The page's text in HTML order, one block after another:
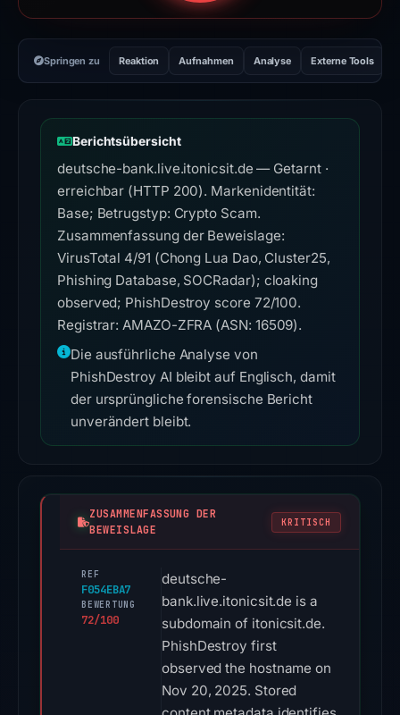
Springen zu Reaktion Aufnahmen Analyse Externe Tools
Berichtsübersicht
deutsche-bank.live.itonicsit.de — Getarnt ·
erreichbar (HTTP 200). Markenidentität:
Base; Betrugstyp: Crypto Scam.
Zusammenfassung der Beweislage:
VirusTotal 4/91 (Chong Lua Dao, Cluster25,
Phishing Database, SOCRadar); cloaking
observed; PhishDestroy score 72/100.
Registrar: AMAZO-ZFRA (ASN: 16509).
Die ausführliche Analyse von
PhishDestroy AI bleibt auf Englisch, damit
der ursprüngliche forensische Bericht
unverändert bleibt.
ZUSAMMENFASSUNG DER
BEWEISLAGE
KRITISCH
REF
F054EBA7
BEWERTUNG
72/100
deutsche-
bank.live.itonicsit.de is a
subdomain of itonicsit.de.
PhishDestroy first
observed the hostname on
Nov 20, 2025. Stored